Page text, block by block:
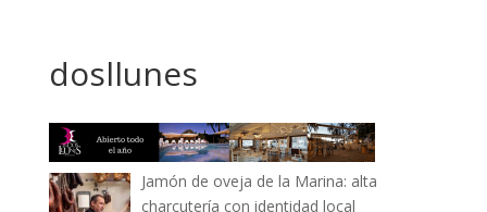
dosllunes
Jamón de oveja de la Marina: alta
charcutería con identidad local